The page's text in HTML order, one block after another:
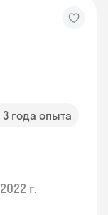
3 года опыта
2022 г.